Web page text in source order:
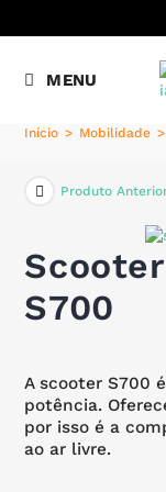
MENU
Início > Mobilidade >
Produto
S700
A scooter S700
potência.
por isso é a
ao ar livre.